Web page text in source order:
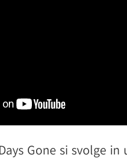
Gone si svolge